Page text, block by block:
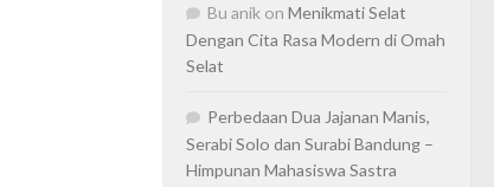
Bu anik on Menikmati Selat
Dengan Cita Rasa Modern di Omah
Selat
Perbedaan Dua Jajanan Manis,
Serabi Solo dan Surabi Bandung –
Himpunan Mahasiswa Sastra